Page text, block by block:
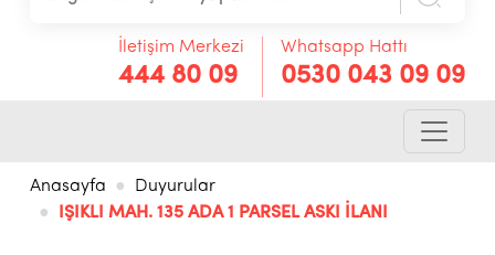
İletişim Merkezi
444 80 09
Whatsapp Hattı
0530 043 09 09
Anasayfa
Duyurular
IŞIKLI MAH. 135 ADA 1 PARSEL ASKI İLANI